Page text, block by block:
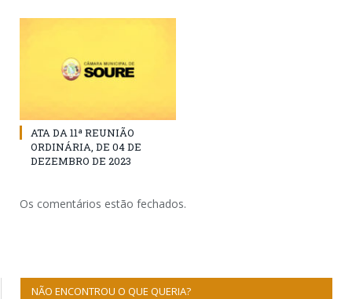
ATA DA 11ª REUNIÃO
ORDINÁRIA, DE 04 DE
DEZEMBRO DE 2023
Os comentários estão fechados.
NÃO ENCONTROU O QUE QUERIA?